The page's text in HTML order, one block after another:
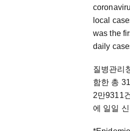
local
was the
daily
질병관리
함한 총
2만9311
에 일일